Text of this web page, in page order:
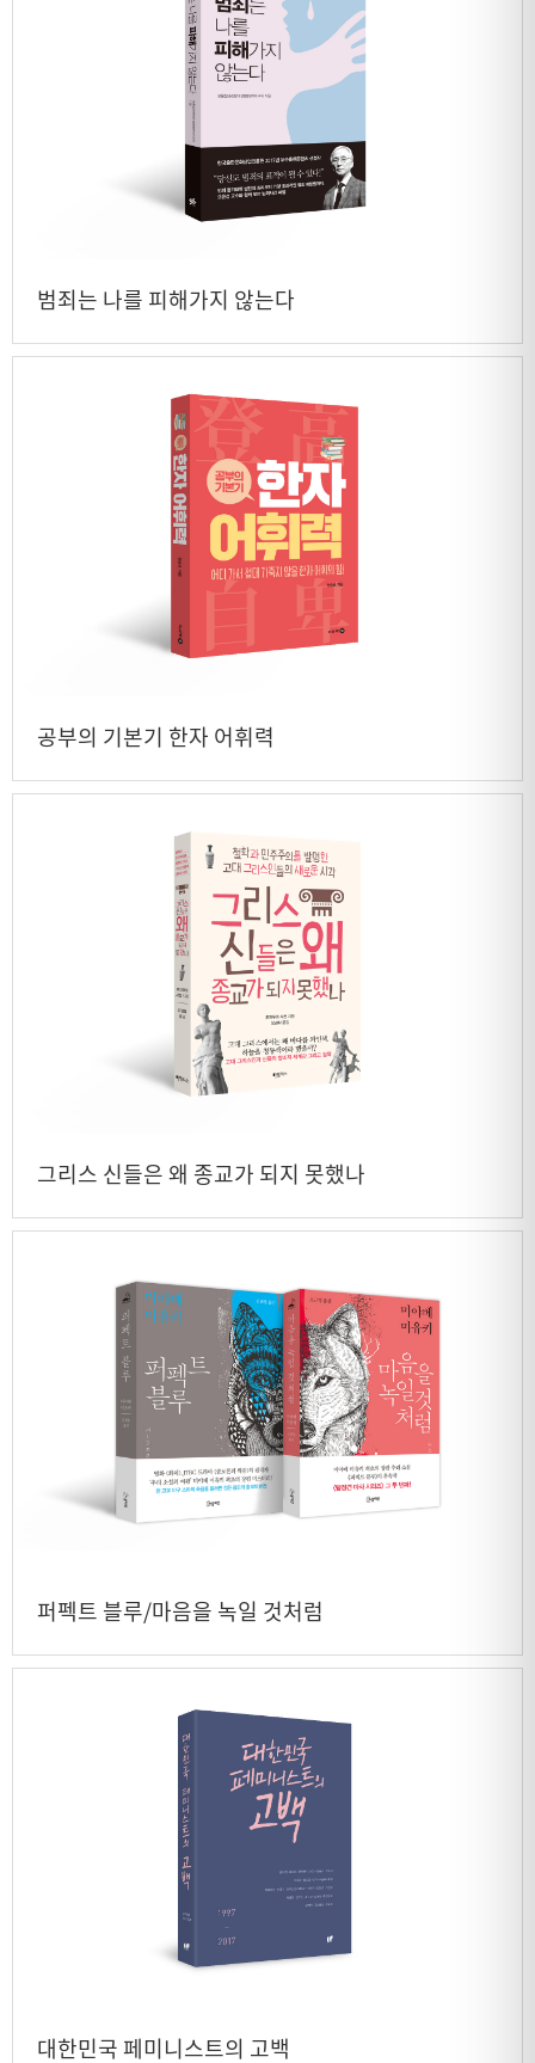
범죄는 나를 피해가지 않는다
공부의 기본기 한자 어휘력
그리스 신들은 왜 종교가 되지 못했나
퍼펙트 블루/마음을 녹일 것처럼
대한민국 페미니스트의 고백